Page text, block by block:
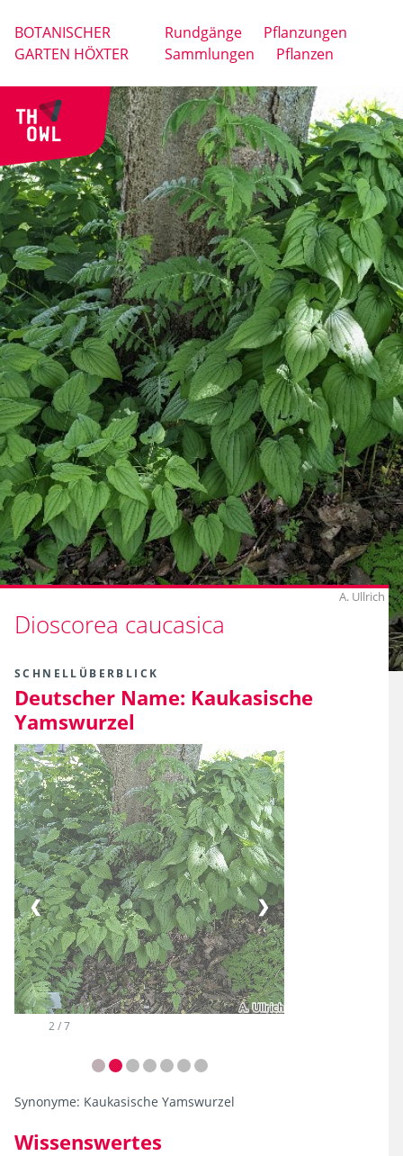
BOTANISCHER
GARTEN HÖXTER
Rundgänge
Pflanzungen
Sammlungen
Pflanzen
Dioscorea caucasica
A. Ullrich
SCHNELLÜBERBLICK
Deutscher Name: Kaukasische
Yamswurzel
2 / 7
❮ ❯
Synonyme: Kaukasische Yamswurzel
Wissenswertes